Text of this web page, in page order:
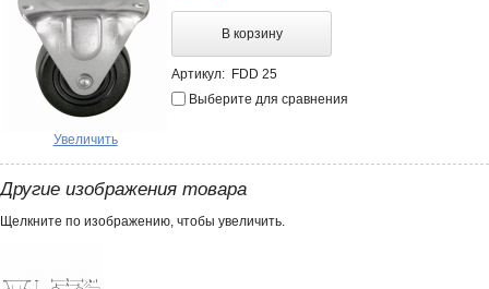
Увеличить
В корзину
Артикул: FDD 25
Выберите для сравнения
Другие изображения товара
Щелкните по изображению, чтобы увеличить.